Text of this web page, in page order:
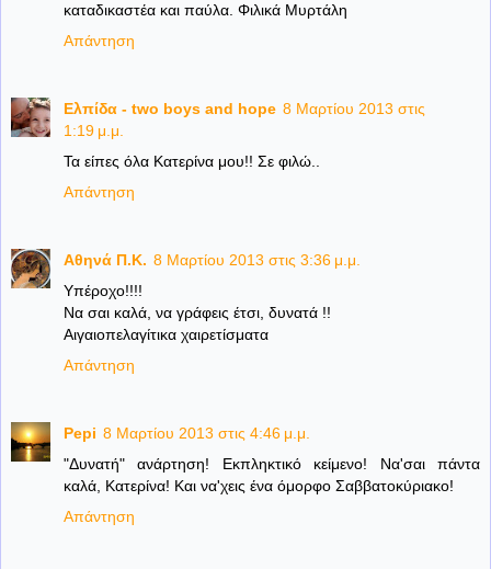
καταδικαστέα και παύλα. Φιλικά Μυρτάλη
Απάντηση
Ελπίδα - two boys and hope 8 Μαρτίου 2013 στις
1:19 μ.μ.
Τα είπες όλα Κατερίνα μου!! Σε φιλώ..
Απάντηση
Aθηνά Π.Κ. 8 Μαρτίου 2013 στις 3:36 μ.μ.
Υπέροχο!!!!
Να σαι καλά, να γράφεις έτσι, δυνατά !!
Αιγαιοπελαγίτικα χαιρετίσματα
Απάντηση
Pepi 8 Μαρτίου 2013 στις 4:46 μ.μ.
"Δυνατή" ανάρτηση! Εκπληκτικό κείμενο! Να'σαι πάντα
καλά, Κατερίνα! Και να'χεις ένα όμορφο Σαββατοκύριακο!
Απάντηση